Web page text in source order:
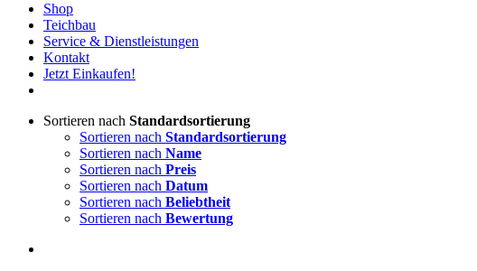
Shop
Teichbau
Service & Dienstleistungen
Kontakt
Jetzt Einkaufen!
Sortieren nach Standardsortierung
Sortieren nach Standardsortierung
Sortieren nach Name
Sortieren nach Preis
Sortieren nach Datum
Sortieren nach Beliebtheit
Sortieren nach Bewertung